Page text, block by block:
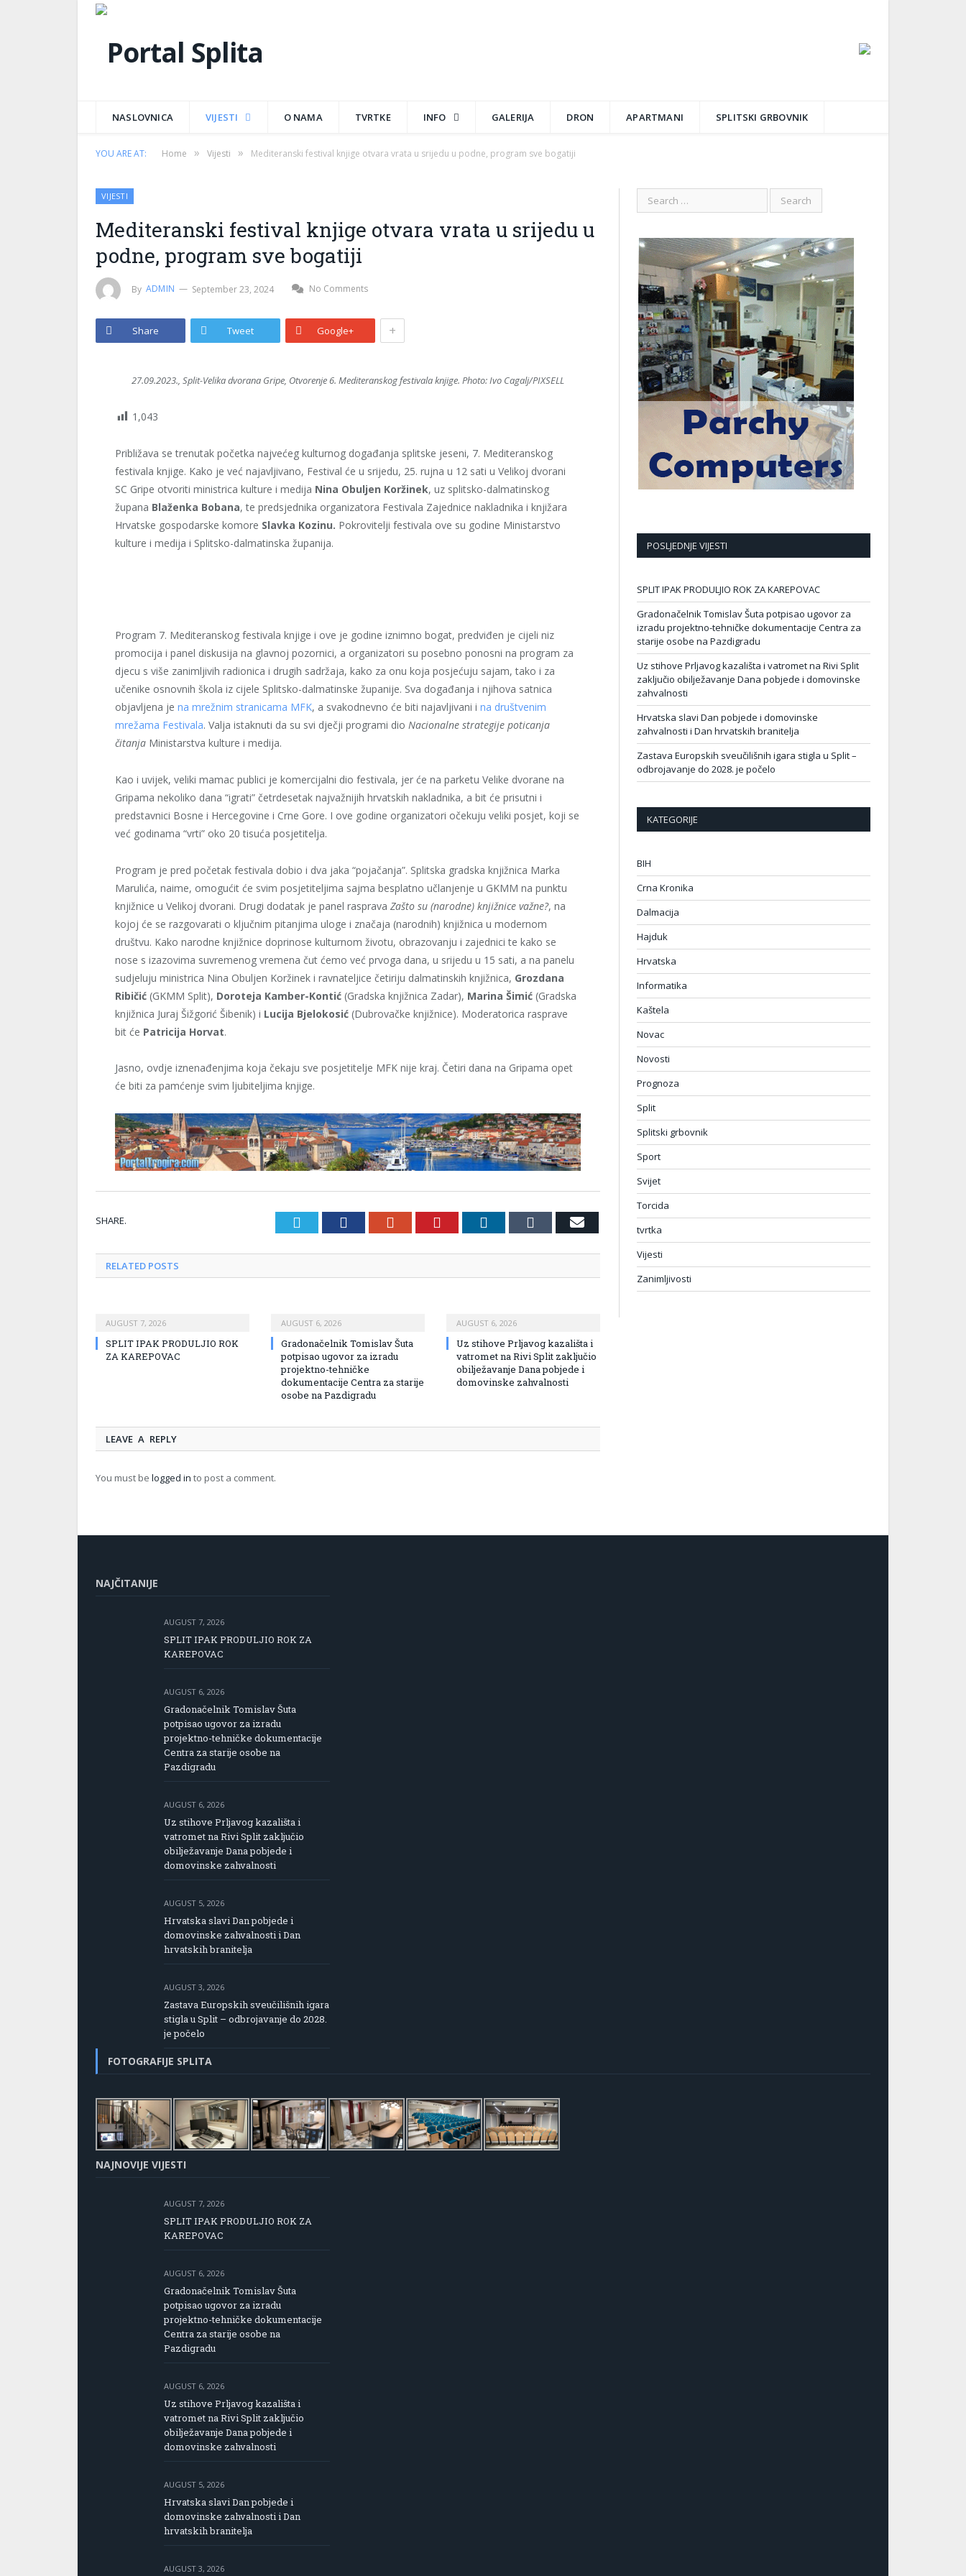
NASLOVNICA VIJESTI O NAMA TVRTKE INFO GALERIJA DRON APARTMANI SPLITSKI GRBOVNIK
YOU ARE AT: Home » Vijesti » Mediteranski festival knjige otvara vrata u srijedu u podne, program sve bogatiji
VIJESTI
Mediteranski festival knjige otvara vrata u srijedu u
podne, program sve bogatiji
By ADMIN September 23, 2024 No Comments
Share Tweet Google+ +
27.09.2023., Split-Velika dvorana Gripe, Otvorenje 6. Mediteranskog festivala knjige. Photo: Ivo Cagalj/PIXSELL
1,043
Približava se trenutak početka najvećeg kulturnog događanja splitske jeseni, 7. Mediteranskog
festivala knjige. Kako je već najavljivano, Festival će u srijedu, 25. rujna u 12 sati u Velikoj dvorani
SC Gripe otvoriti ministrica kulture i medija Nina Obuljen Koržinek, uz splitsko-dalmatinskog
župana Blaženka Bobana, te predsjednika organizatora Festivala Zajednice nakladnika i knjižara
Hrvatske gospodarske komore Slavka Kozinu. Pokrovitelji festivala ove su godine Ministarstvo
kulture i medija i Splitsko-dalmatinska županija.
Program 7. Mediteranskog festivala knjige i ove je godine iznimno bogat, predviđen je cijeli niz
promocija i panel diskusija na glavnoj pozornici, a organizatori su posebno ponosni na program za
djecu s više zanimljivih radionica i drugih sadržaja, kako za onu koja posjećuju sajam, tako i za
učenike osnovnih škola iz cijele Splitsko-dalmatinske županije. Sva događanja i njihova satnica
objavljena jena mrežnim stranicama MFK, a svakodnevno će biti najavljivani ina društvenim
mrežama Festivala. Valja istaknuti da su svi dječji programi dio Nacionalne strategije poticanja
čitanja Ministarstva kulture i medija.
Kao i uvijek, veliki mamac publici je komercijalni dio festivala, jer će na parketu Velike dvorane na
Gripama nekoliko dana “igrati” četrdesetak najvažnijih hrvatskih nakladnika, a bit će prisutni i
predstavnici Bosne i Hercegovine i Crne Gore. I ove godine organizatori očekuju veliki posjet, koji se
već godinama “vrti” oko 20 tisuća posjetitelja.
Program je pred početak festivala dobio i dva jaka “pojačanja”. Splitska gradska knjižnica Marka
Marulića, naime, omogućit će svim posjetiteljima sajma besplatno učlanjenje u GKMM na punktu
knjižnice u Velikoj dvorani. Drugi dodatak je panel raspravaZašto su (narodne) knjižnice važne?, na
kojoj će se razgovarati o ključnim pitanjima uloge i značaja (narodnih) knjižnica u modernom
društvu. Kako narodne knjižnice doprinose kulturnom životu, obrazovanju i zajednici te kako se
nose s izazovima suvremenog vremena čut ćemo već prvoga dana, u srijedu u 15 sati, a na panelu
sudjeluju ministrica Nina Obuljen Koržinek i ravnateljice četiriju dalmatinskih knjižnica, Grozdana
Ribičić (GKMM Split), Doroteja Kamber-Kontić (Gradska knjižnica Zadar), Marina Šimić (Gradska
knjižnica Juraj Šižgorić Šibenik) i Lucija Bjelokosić (Dubrovačke knjižnice). Moderatorica rasprave
bit će Patricija Horvat.
Jasno, ovdje iznenađenjima koja čekaju sve posjetitelje MFK nije kraj. Četiri dana na Gripama opet
će biti za pamćenje svim ljubiteljima knjige.
SHARE. TwitterFacebookGoogle+PinterestLinkedInTumblrEmail
RELATED POSTS
AUGUST 7, 2026
SPLIT IPAK PRODULJIO ROK
ZA KAREPOVAC
AUGUST 6, 2026
Gradonačelnik Tomislav Šuta
potpisao ugovor za izradu
projektno-tehničke
dokumentacije Centra za starije
osobe na Pazdigradu
AUGUST 6, 2026
Uz stihove Prljavog kazališta i
vatromet na Rivi Split zaključio
obilježavanje Dana pobjede i
domovinske zahvalnosti
LEAVE A REPLY
You must be logged in to post a comment.
POSLJEDNJE VIJESTI
SPLIT IPAK PRODULJIO ROK ZA KAREPOVAC
Gradonačelnik Tomislav Šuta potpisao ugovor za
izradu projektno-tehničke dokumentacije Centra za
starije osobe na Pazdigradu
Uz stihove Prljavog kazališta i vatromet na Rivi Split
zaključio obilježavanje Dana pobjede i domovinske
zahvalnosti
Hrvatska slavi Dan pobjede i domovinske
zahvalnosti i Dan hrvatskih branitelja
Zastava Europskih sveučilišnih igara stigla u Split –
odbrojavanje do 2028. je počelo
KATEGORIJE
BIH
Crna Kronika
Dalmacija
Hajduk
Hrvatska
Informatika
Kaštela
Novac
Novosti
Prognoza
Split
Splitski grbovnik
Sport
Svijet
Torcida
tvrtka
Vijesti
Zanimljivosti
NAJČITANIJE
AUGUST 7, 2026
SPLIT IPAK PRODULJIO ROK ZA
KAREPOVAC
AUGUST 6, 2026
Gradonačelnik Tomislav Šuta
potpisao ugovor za izradu
projektno-tehničke dokumentacije
Centra za starije osobe na
Pazdigradu
AUGUST 6, 2026
Uz stihove Prljavog kazališta i
vatromet na Rivi Split zaključio
obilježavanje Dana pobjede i
domovinske zahvalnosti
AUGUST 5, 2026
Hrvatska slavi Dan pobjede i
domovinske zahvalnosti i Dan
hrvatskih branitelja
AUGUST 3, 2026
Zastava Europskih sveučilišnih igara
stigla u Split – odbrojavanje do 2028.
je počelo
FOTOGRAFIJE SPLITA
NAJNOVIJE VIJESTI
AUGUST 7, 2026
SPLIT IPAK PRODULJIO ROK ZA
KAREPOVAC
AUGUST 6, 2026
Gradonačelnik Tomislav Šuta
potpisao ugovor za izradu
projektno-tehničke dokumentacije
Centra za starije osobe na
Pazdigradu
AUGUST 6, 2026
Uz stihove Prljavog kazališta i
vatromet na Rivi Split zaključio
obilježavanje Dana pobjede i
domovinske zahvalnosti
AUGUST 5, 2026
Hrvatska slavi Dan pobjede i
domovinske zahvalnosti i Dan
hrvatskih branitelja
AUGUST 3, 2026